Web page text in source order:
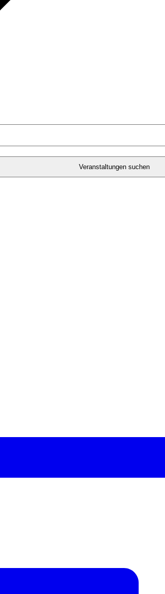
Veranstaltungen suchen